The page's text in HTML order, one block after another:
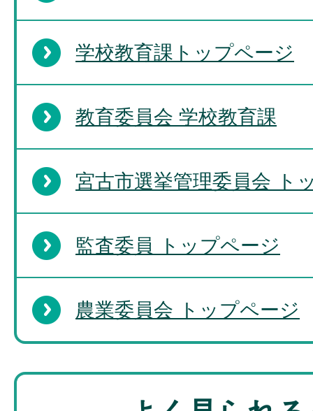
学校教育課トップページ
教育委員会 学校教育課
宮古市選挙管理委員会 ト
監査委員 トップページ
農業委員会 トップページ